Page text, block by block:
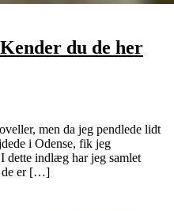
du de her
men da jeg pendlede lidt
i Odense, fik jeg
dette indlæg har jeg samlet
de er […]